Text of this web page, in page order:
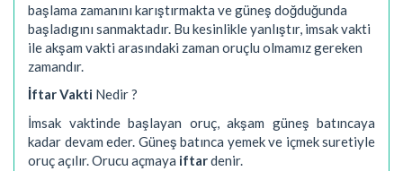
başlama zamanını karıştırmakta ve güneş doğduğunda
başladıgını sanmaktadır. Bu kesinlikle yanlıştır, imsak vakti
ile akşam vakti arasındaki zaman oruçlu olmamız gereken
zamandır.
İftar Vakti Nedir ?
İmsak vaktinde başlayan oruç, akşam güneş batıncaya
kadar devam eder. Güneş batınca yemek ve içmek suretiyle
oruç açılır. Orucu açmaya iftardenir.